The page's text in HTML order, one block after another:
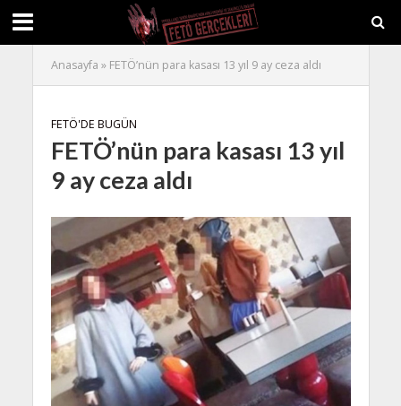
Anasayfa » FETÖ’nün para kasası 13 yıl 9 ay ceza aldı
FETÖ'DE BUGÜN
FETÖ’nün para kasası 13 yıl
9 ay ceza aldı